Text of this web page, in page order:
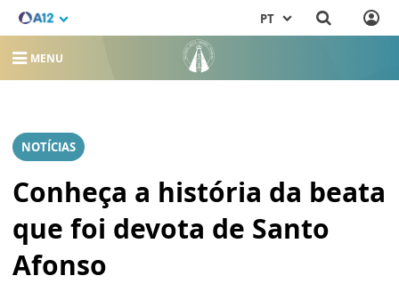
PT
MENU
NOTÍCIAS
Conheça a história da beata
que foi devota de Santo
Afonso